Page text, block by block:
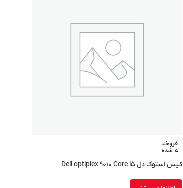
فروخت
ه شده
کیس استوک دل Dell optiplex ۹۰۱۰ Core i۵